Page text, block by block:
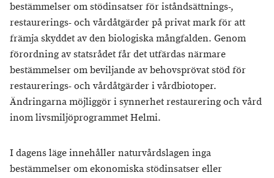
bestämmelser om stödinsatser för iståndsättnings-,
restaurerings- och vårdåtgärder på privat mark för att
främja skyddet av den biologiska mångfalden. Genom
förordning av statsrådet får det utfärdas närmare
bestämmelser om beviljande av behovsprövat stöd för
restaurerings- och vårdåtgärder i vårdbiotoper.
Ändringarna möjliggör i synnerhet restaurering och vård
inom livsmiljöprogrammet Helmi.
I dagens läge innehåller naturvårdslagen inga
bestämmelser om ekonomiska stödinsatser eller